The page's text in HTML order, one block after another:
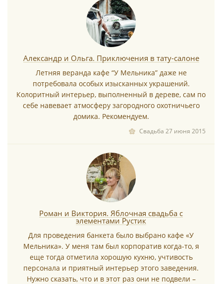
*
*
Александр и Ольга. Приключения в тату-салоне
Летняя веранда кафе “У Мельника” даже не
потребовала особых изысканных украшений.
Колоритный интерьер, выполненный в дереве, сам по
себе навевает атмосферу загородного охотничьего
домика. Рекомендуем.
Свадьба 27 июня 2015
Роман и Виктория. Яблочная свадьба с
элементами Рустик
Для проведения банкета было выбрано кафе «У
Мельника». У меня там был корпоратив когда-то, я
еще тогда отметила хорошую кухню, учтивость
персонала и приятный интерьер этого заведения.
Нужно сказать, что и в этот раз они не подвели –